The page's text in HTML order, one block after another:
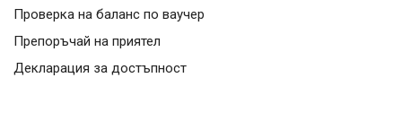
Проверка на баланс по ваучер
Препоръчай на приятел
Декларация за достъпност